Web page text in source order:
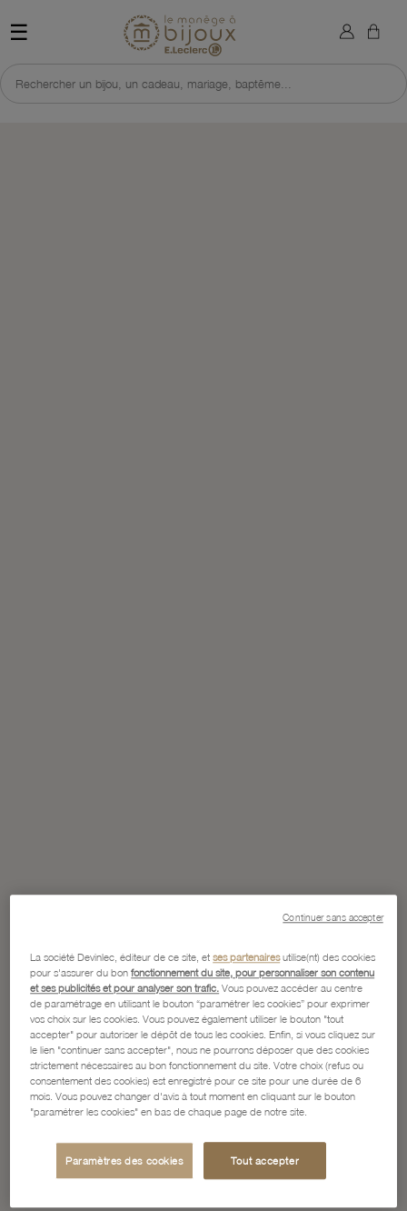
☰ Retour à l'accueil du site
Rechercher un bijou, un cadeau, mariage, baptême...
×
La société Devinlec, éditeur de ce site, etses partenairesutilise(nt) des cookies
pour s'assurer du bonfonctionnement du site, pour personnaliser son contenu
et ses publicités et pour analyser son trafic. Vous pouvez accéder au centre
de paramétrage en utilisant le bouton “paramétrer les cookies” pour exprimer
vos choix sur les cookies. Vous pouvez également utiliser le bouton "tout
accepter" pour autoriser le dépôt de tous les cookies. Enfin, si vous cliquez sur
le lien "continuer sans accepter", nous ne pourrons déposer que des cookies
strictement nécessaires au bon fonctionnement du site. Votre choix (refus ou
consentement des cookies) est enregistré pour ce site pour une durée de 6
mois. Vous pouvez changer d'avis à tout moment en cliquant sur le bouton
"paramétrer les cookies" en bas de chaque page de notre site.
Paramètres des cookies Tout accepter
Continuer sans accepter